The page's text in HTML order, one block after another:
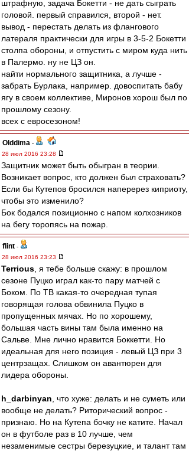
штрафную, задача Бокетти - не дать сыграть
головой. первый справился, второй - нет.
вывод - перестать делать из флангового
латераля практически для игры в 3-5-2 Бокетти
столпа обороны, и отпустить с миром куда нить
в Палермо. ну не ЦЗ он.
найти нормального защитника, а лучше -
забрать Бурлака, например. довоспитать бабу
ягу в своем коллективе, Миронов хорош был по
прошлому сезону.
всех с евросезоном!
Olddima -
28 июл 2016 23:28
Защитник может быть обыгран в теории.
Возникает вопрос, кто должен был страховать?
Если бы Кутепов бросился наперерез киприоту,
чтобы это изменило?
Бок бодался позиционно с напом колхозников
на бегу торопясь на пожар.
flint -
28 июл 2016 23:23
Terrious , я тебе больше скажу: в прошлом
сезоне Пуцко играл как-то пару матчей с
Боком. По ТВ какая-то очередная тупая
говорящая голова обвинила Пуцко в
пропущенных мячах. Но по хорошему,
большая часть вины там была именно на
Сальве. Мне лично нравится Боккетти. Но
идеальная для него позиция - левый ЦЗ при 3
центрзащах. Слишком он авантюрен для
лидера обороны.
h_darbinyan , что хуже: делать и не суметь или
вообще не делать? Риторический вопрос -
признаю. Но на Кутепа бочку не катите. Начал
он в футболе раз в 10 лучше, чем
незаменимые сестры березуцкие, и талант там